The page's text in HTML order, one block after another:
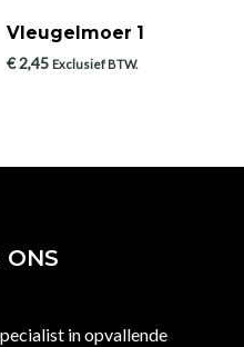
Vleugelmoer 1
€2,45 Exclusief BTW.
ONS
in opvallende